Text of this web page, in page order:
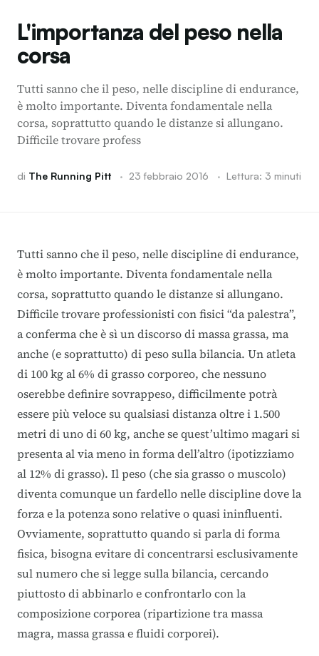
L'importanza del peso nella
corsa
Tutti sanno che il peso, nelle discipline di endurance,
è molto importante. Diventa fondamentale nella
corsa, soprattutto quando le distanze si allungano.
Difficile trovare profess
di The Running Pitt · 23 febbraio 2016 · Lettura: 3 minuti
Tutti sanno che il peso, nelle discipline di endurance,
è molto importante. Diventa fondamentale nella
corsa, soprattutto quando le distanze si allungano.
Difficile trovare professionisti con fisici “da palestra”,
a conferma che è sì un discorso di massa grassa, ma
anche (e soprattutto) di peso sulla bilancia. Un atleta
di 100 kg al 6% di grasso corporeo, che nessuno
oserebbe definire sovrappeso, difficilmente potrà
essere più veloce su qualsiasi distanza oltre i 1.500
metri di uno di 60 kg, anche se quest’ultimo magari si
presenta al via meno in forma dell’altro (ipotizziamo
al 12% di grasso). Il peso (che sia grasso o muscolo)
diventa comunque un fardello nelle discipline dove la
forza e la potenza sono relative o quasi ininfluenti.
Ovviamente, soprattutto quando si parla di forma
fisica, bisogna evitare di concentrarsi esclusivamente
sul numero che si legge sulla bilancia, cercando
piuttosto di abbinarlo e confrontarlo con la
composizione corporea (ripartizione tra massa
magra, massa grassa e fluidi corporei).